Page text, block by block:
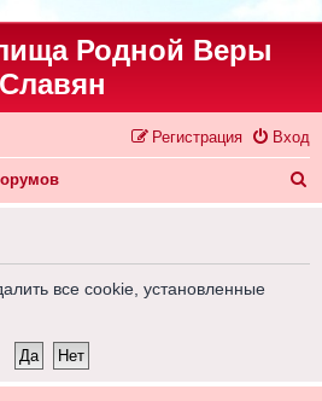
Родной Веры
Славян
Вход
Регистрация
все cookie, установленные